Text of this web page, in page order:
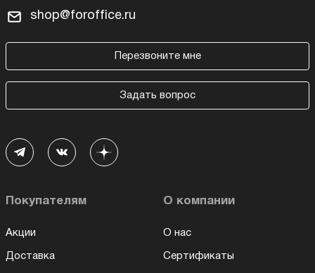
shop@foroffice.ru
Перезвоните мне
Задать вопрос
Покупателям
Акции
Доставка
О компании
О нас
Сертификаты